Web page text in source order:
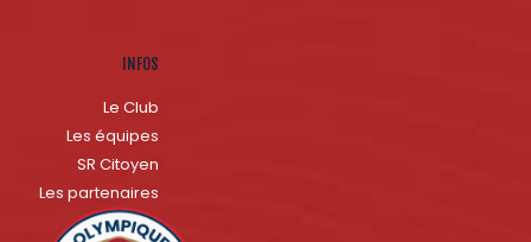
INFOS
Le Club
Les équipes
SR Citoyen
Les partenaires